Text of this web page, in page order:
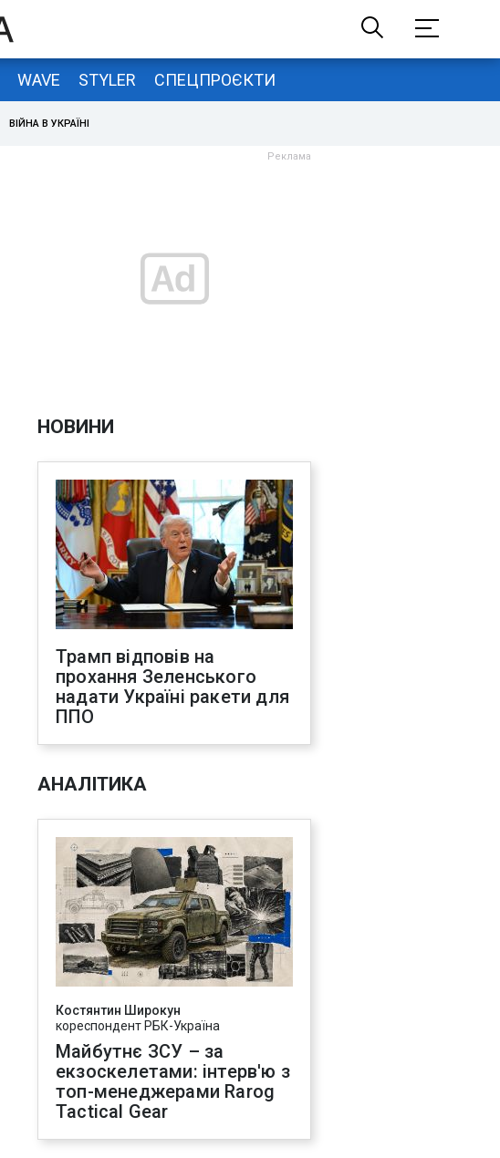
WAVE STYLER СПЕЦПРОЄКТИ
ВІЙНА В УКРАЇНІ
НОВИНИ
Трамп відповів на
прохання Зеленського
надати Україні ракети для
ППО
АНАЛІТИКА
Костянтин Широкун
кореспондент РБК-Україна
Майбутнє ЗСУ – за
екзоскелетами: інтерв'ю з
топ-менеджерами Rarog
Tactical Gear